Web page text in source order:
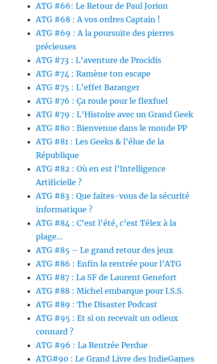
ATG #66: Le Retour de Paul Jorion
ATG #68 : A vos ordres Captain !
ATG #69 : A la poursuite des pierres
précieuses
ATG #73 : L’aventure de Procidis
ATG #74 : Ramène ton escape
ATG #75 : L’effet Baranger
ATG #76 : Ça roule pour le flexfuel
ATG #79 : L’Histoire avec un Grand Geek
ATG #80 : Bienvenue dans le monde PP
ATG #81 : Les Geeks & l’élue de la
République
ATG #82 : Où en est l’Intelligence
Artificielle ?
ATG #83 : Que faites-vous de la sécurité
informatique ?
ATG #84 : C’est l’été, c’est Télex à la
plage…
ATG #85 – Le grand retour des jeux
ATG #86 : Enfin la rentrée pour l’ATG
ATG #87 : La SF de Laurent Genefort
ATG #88 : Michel embarque pour I.S.S.
ATG #89 : The Disaster Podcast
ATG #95 : Et si on recevait un odieux
connard ?
ATG #96 : La Rentrée Perdue
ATG#90 : Le Grand Livre des IndieGames